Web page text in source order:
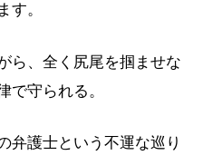
す。
ら、全く尻尾を掴ませな
で守られる。
弁護士という不運な巡り